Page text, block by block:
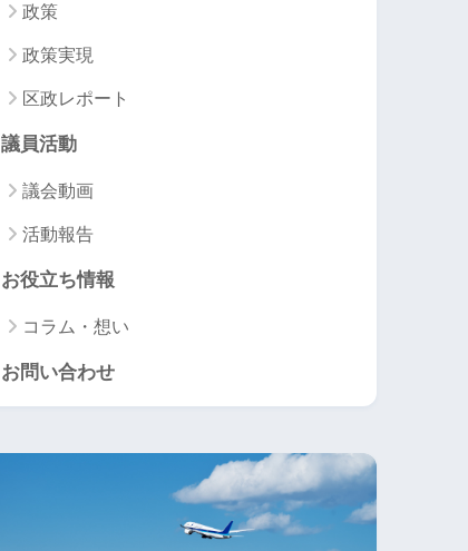
政策
政策実現
区政レポート
議員活動
議会動画
活動報告
お役立ち情報
コラム・想い
お問い合わせ